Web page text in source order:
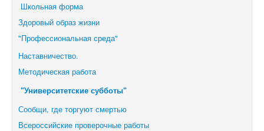
Школьная форма
Здоровый образ жизни
"Профессиональная среда"
Наставничество.
Методическая работа
"Университетские субботы"
Сообщи, где торгуют смертью
Всероссийские проверочные работы